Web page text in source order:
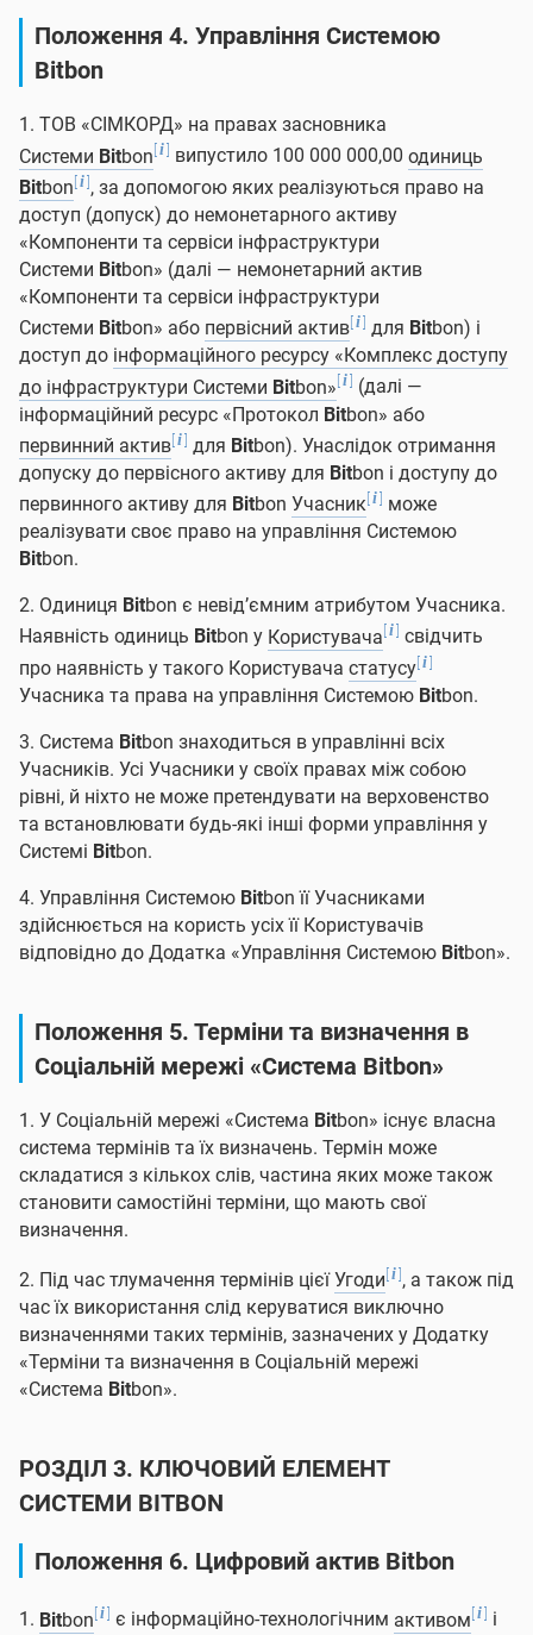
Положення 4. Управління Системою
Bitbon
1. ТОВ «СІМКОРД» на правах засновника
Системи Bitbon[i] випустило 100 000 000,00 одиниць
Bitbon[i], за допомогою яких реалізуються право на
доступ (допуск) до немонетарного активу
«Компоненти та сервіси інфраструктури
Системи Bitbon» (далі — немонетарний актив
«Компоненти та сервіси інфраструктури
Системи Bitbon» або первісний актив[i] для Bitbon) і
доступ до інформаційного ресурсу «Комплекс доступу
до інфраструктури Системи Bitbon»[i] (далі —
інформаційний ресурс «Протокол Bitbon» або
первинний актив[i] для Bitbon). Унаслідок отримання
допуску до первісного активу для Bitbon і доступу до
первинного активу для Bitbon Учасник[i] може
реалізувати своє право на управління Системою
Bitbon.
2. Одиниця Bitbon є невід’ємним атрибутом Учасника.
Наявність одиниць Bitbon у Користувача[i] свідчить
про наявність у такого Користувача статусу[i]
Учасника та права на управління Системою Bitbon.
3. Система Bitbon знаходиться в управлінні всіх
Учасників. Усі Учасники у своїх правах між собою
рівні, й ніхто не може претендувати на верховенство
та встановлювати будь-які інші форми управління у
Системі Bitbon.
4. Управління Системою Bitbon її Учасниками
здійснюється на користь усіх її Користувачів
відповідно до Додатка «Управління Системою Bitbon».
Положення 5. Терміни та визначення в
Соціальній мережі «Система Bitbon»
1. У Соціальній мережі «Система Bitbon» існує власна
система термінів та їх визначень. Термін може
складатися з кількох слів, частина яких може також
становити самостійні терміни, що мають свої
визначення.
2. Під час тлумачення термінів цієїУгоди[i], а також під
час їх використання слід керуватися виключно
визначеннями таких термінів, зазначених у Додатку
«Терміни та визначення в Соціальній мережі
«Система Bitbon».
РОЗДІЛ 3. КЛЮЧОВИЙ ЕЛЕМЕНТ
СИСТЕМИ BITBON
Положення 6. Цифровий актив Bitbon
1. Bitbon[i] є інформаційно-технологічним активом[i] і